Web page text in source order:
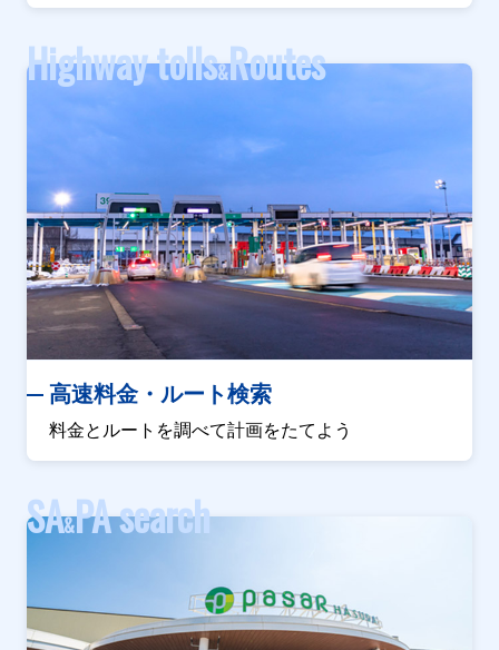
Highway tolls&Routes
高速料金・ルート検索
料金とルートを調べて計画をたてよう
SA&PA search